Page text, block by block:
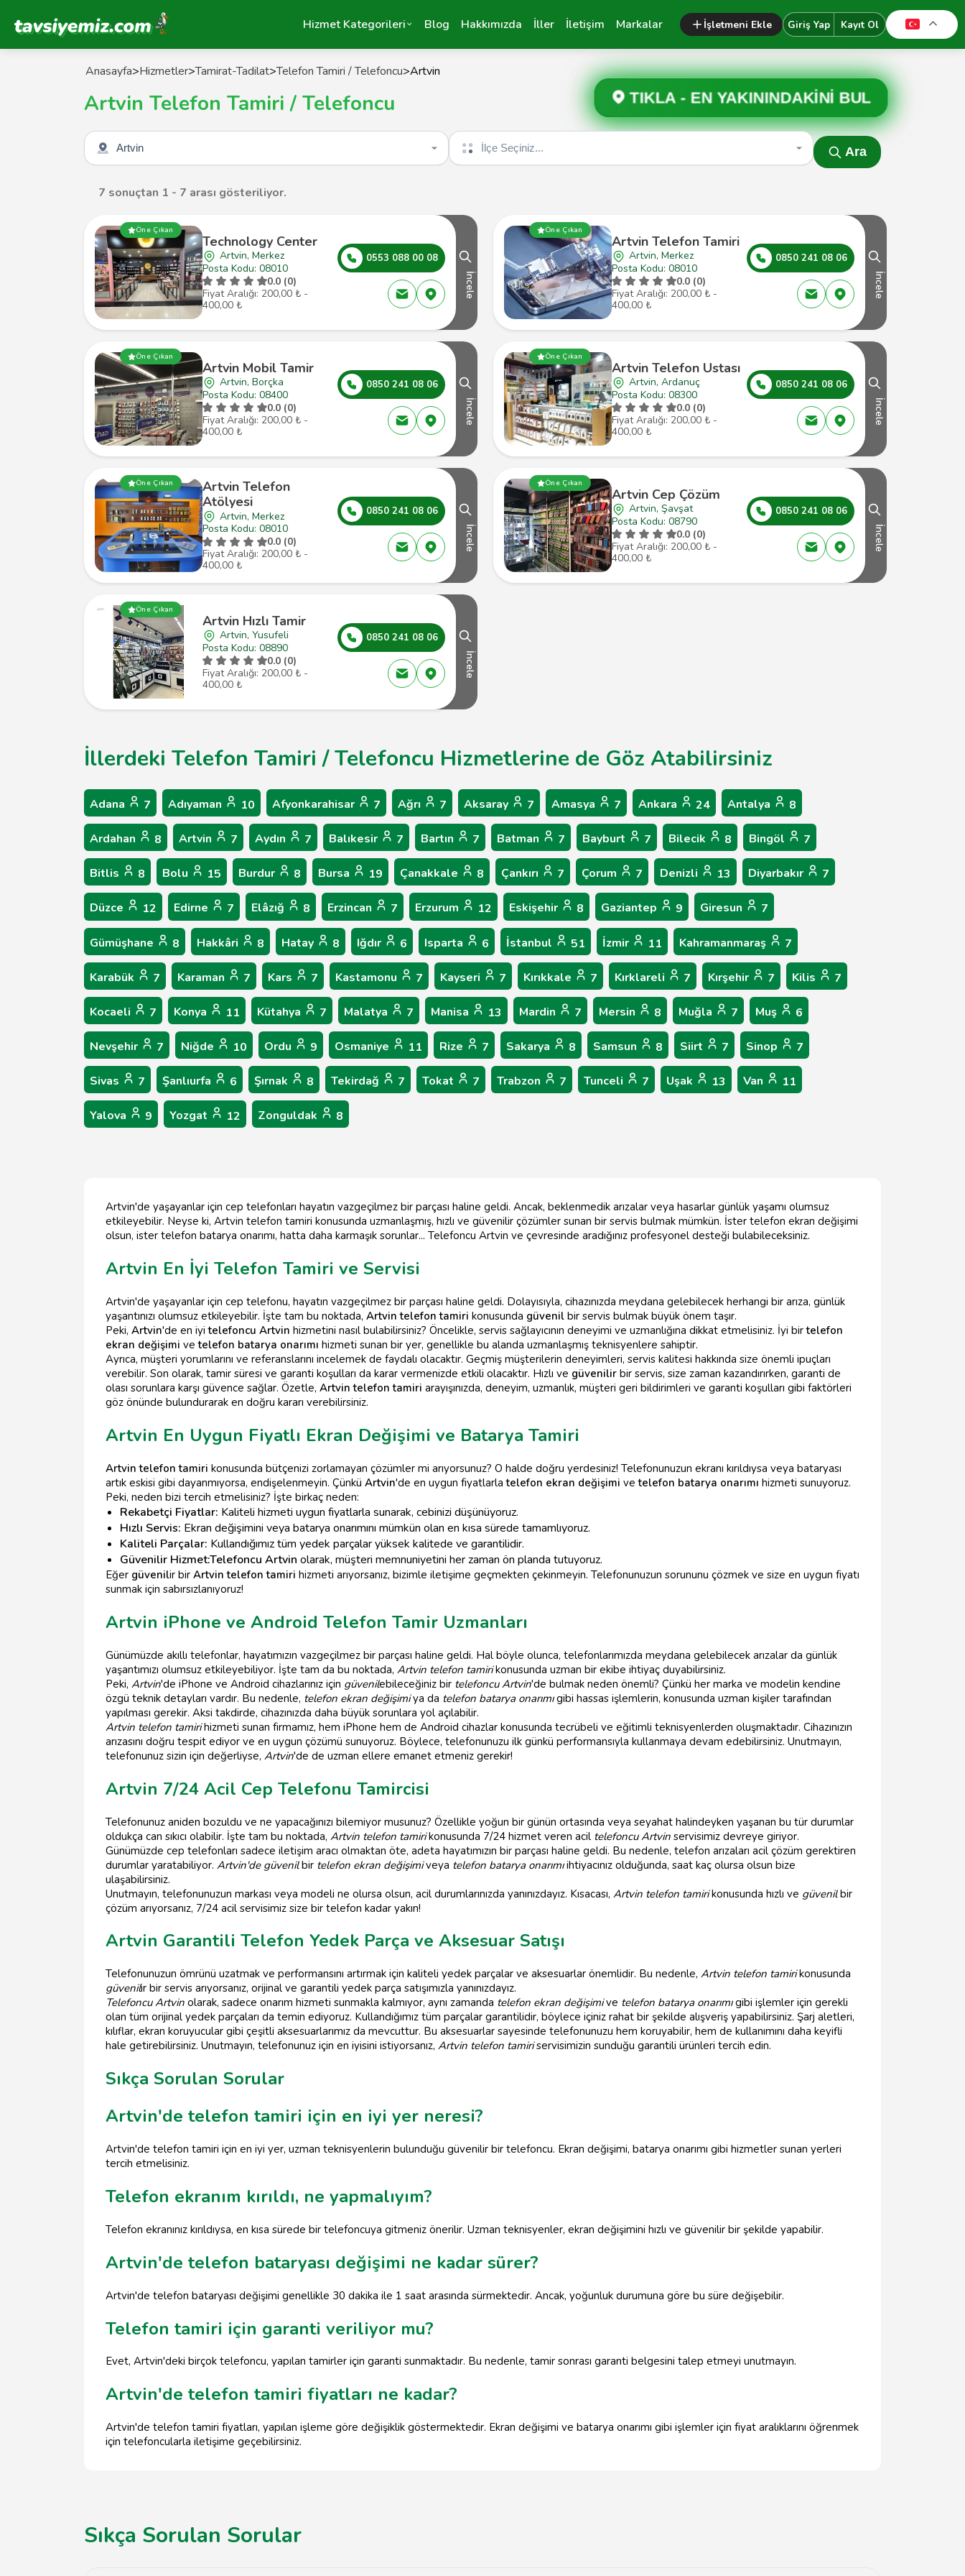
Tavsiyemiz Anasayfa Hizmet Kategorileri Blog Hakkımızda İller İletişim Markalar İşletmeni Ekle Giriş Yap Kayıt Ol
Anasayfa>Hizmetler>Tamirat-Tadilat>Telefon Tamiri / Telefoncu>Artvin
Artvin Telefon Tamiri / Telefoncu TIKLA - EN YAKININDAKİNİ BUL
Şehir seçin İlçe seçin
Ara
7 sonuçtan 1 - 7 arası gösteriliyor.
Öne Çıkan
Technology Center
Artvin, Merkez
Posta Kodu: 08010
0.0 (0)
Fiyat Aralığı: 200,00 ₺ -
400,00 ₺
0553 088 00 08
İncele
Öne Çıkan
Artvin Telefon Tamiri
Artvin, Merkez
Posta Kodu: 08010
0.0 (0)
Fiyat Aralığı: 200,00 ₺ -
400,00 ₺
0850 241 08 06
İncele
Öne Çıkan
Artvin Mobil Tamir
Artvin, Borçka
Posta Kodu: 08400
0.0 (0)
Fiyat Aralığı: 200,00 ₺ -
400,00 ₺
0850 241 08 06
İncele
Öne Çıkan
Artvin Telefon Ustası
Artvin, Ardanuç
Posta Kodu: 08300
0.0 (0)
Fiyat Aralığı: 200,00 ₺ -
400,00 ₺
0850 241 08 06
İncele
Öne Çıkan
Artvin Telefon
Atölyesi
Artvin, Merkez
Posta Kodu: 08010
0.0 (0)
Fiyat Aralığı: 200,00 ₺ -
400,00 ₺
0850 241 08 06
İncele
Öne Çıkan
Artvin Cep Çözüm
Artvin, Şavşat
Posta Kodu: 08790
0.0 (0)
Fiyat Aralığı: 200,00 ₺ -
400,00 ₺
0850 241 08 06
İncele
Öne Çıkan
Artvin Hızlı Tamir
Artvin, Yusufeli
Posta Kodu: 08890
0.0 (0)
Fiyat Aralığı: 200,00 ₺ -
400,00 ₺
0850 241 08 06
İncele
İllerdeki Telefon Tamiri / Telefoncu Hizmetlerine de Göz Atabilirsiniz
Adana 7 Adıyaman 10 Afyonkarahisar 7 Ağrı 7 Aksaray 7 Amasya 7 Ankara 24 Antalya 8
Ardahan 8 Artvin 7 Aydın 7 Balıkesir 7 Bartın 7 Batman 7 Bayburt 7 Bilecik 8 Bingöl 7
Bitlis 8 Bolu 15 Burdur 8 Bursa 19 Çanakkale 8 Çankırı 7 Çorum 7 Denizli 13 Diyarbakır 7
Düzce 12 Edirne 7 Elâzığ 8 Erzincan 7 Erzurum 12 Eskişehir 8 Gaziantep 9 Giresun 7
Gümüşhane 8 Hakkâri 8 Hatay 8 Iğdır 6 Isparta 6 İstanbul 51 İzmir 11 Kahramanmaraş 7
Karabük 7 Karaman 7 Kars 7 Kastamonu 7 Kayseri 7 Kırıkkale 7 Kırklareli 7 Kırşehir 7 Kilis 7
Kocaeli 7 Konya 11 Kütahya 7 Malatya 7 Manisa 13 Mardin 7 Mersin 8 Muğla 7 Muş 6
Nevşehir 7 Niğde 10 Ordu 9 Osmaniye 11 Rize 7 Sakarya 8 Samsun 8 Siirt 7 Sinop 7
Sivas 7 Şanlıurfa 6 Şırnak 8 Tekirdağ 7 Tokat 7 Trabzon 7 Tunceli 7 Uşak 13 Van 11
Yalova 9 Yozgat 12 Zonguldak 8
Artvin'de yaşayanlar için cep telefonları hayatın vazgeçilmez bir parçası haline geldi. Ancak, beklenmedik arızalar veya hasarlar günlük yaşamı olumsuz
etkileyebilir. Neyse ki, Artvin telefon tamiri konusunda uzmanlaşmış, hızlı ve güvenilir çözümler sunan bir servis bulmak mümkün. İster telefon ekran değişimi
olsun, ister telefon batarya onarımı, hatta daha karmaşık sorunlar... Telefoncu Artvin ve çevresinde aradığınız profesyonel desteği bulabileceksiniz.
Artvin En İyi Telefon Tamiri ve Servisi
Artvin'de yaşayanlar için cep telefonu, hayatın vazgeçilmez bir parçası haline geldi. Dolayısıyla, cihazınızda meydana gelebilecek herhangi bir arıza, günlük
yaşantınızı olumsuz etkileyebilir. İşte tam bu noktada, Artvin telefon tamiri konusunda güvenil bir servis bulmak büyük önem taşır.
Peki, Artvin'de en iyitelefoncu Artvin hizmetini nasıl bulabilirsiniz? Öncelikle, servis sağlayıcının deneyimi ve uzmanlığına dikkat etmelisiniz. İyi birtelefon
ekran değişimi vetelefon batarya onarımı hizmeti sunan bir yer, genellikle bu alanda uzmanlaşmış teknisyenlere sahiptir.
Ayrıca, müşteri yorumlarını ve referanslarını incelemek de faydalı olacaktır. Geçmiş müşterilerin deneyimleri, servis kalitesi hakkında size önemli ipuçları
verebilir. Son olarak, tamir süresi ve garanti koşulları da karar vermenizde etkili olacaktır. Hızlı ve güvenilir bir servis, size zaman kazandırırken, garanti de
olası sorunlara karşı güvence sağlar. Özetle, Artvin telefon tamiri arayışınızda, deneyim, uzmanlık, müşteri geri bildirimleri ve garanti koşulları gibi faktörleri
göz önünde bulundurarak en doğru kararı verebilirsiniz.
Artvin En Uygun Fiyatlı Ekran Değişimi ve Batarya Tamiri
Artvin telefon tamiri konusunda bütçenizi zorlamayan çözümler mi arıyorsunuz? O halde doğru yerdesiniz! Telefonunuzun ekranı kırıldıysa veya bataryası
artık eskisi gibi dayanmıyorsa, endişelenmeyin. Çünkü Artvin'de en uygun fiyatlarlatelefon ekran değişimi vetelefon batarya onarımı hizmeti sunuyoruz.
Peki, neden bizi tercih etmelisiniz? İşte birkaç neden:
Rekabetçi Fiyatlar: Kaliteli hizmeti uygun fiyatlarla sunarak, cebinizi düşünüyoruz.
Hızlı Servis: Ekran değişimini veya batarya onarımını mümkün olan en kısa sürede tamamlıyoruz.
Kaliteli Parçalar: Kullandığımız tüm yedek parçalar yüksek kalitede ve garantilidir.
Güvenilir Hizmet:Telefoncu Artvin olarak, müşteri memnuniyetini her zaman ön planda tutuyoruz.
Eğer güvenilir bir Artvin telefon tamiri hizmeti arıyorsanız, bizimle iletişime geçmekten çekinmeyin. Telefonunuzun sorununu çözmek ve size en uygun fiyatı
sunmak için sabırsızlanıyoruz!
Artvin iPhone ve Android Telefon Tamir Uzmanları
Günümüzde akıllı telefonlar, hayatımızın vazgeçilmez bir parçası haline geldi. Hal böyle olunca, telefonlarımızda meydana gelebilecek arızalar da günlük
yaşantımızı olumsuz etkileyebiliyor. İşte tam da bu noktada, Artvin telefon tamirikonusunda uzman bir ekibe ihtiyaç duyabilirsiniz.
Peki, Artvin'de iPhone ve Android cihazlarınız için güvenilebileceğiniz bir telefoncu Artvin'de bulmak neden önemli? Çünkü her marka ve modelin kendine
özgü teknik detayları vardır. Bu nedenle, telefon ekran değişimiya da telefon batarya onarımıgibi hassas işlemlerin, konusunda uzman kişiler tarafından
yapılması gerekir. Aksi takdirde, cihazınızda daha büyük sorunlara yol açılabilir.
Artvin telefon tamirihizmeti sunan firmamız, hem iPhone hem de Android cihazlar konusunda tecrübeli ve eğitimli teknisyenlerden oluşmaktadır. Cihazınızın
arızasını doğru tespit ediyor ve en uygun çözümü sunuyoruz. Böylece, telefonunuzu ilk günkü performansıyla kullanmaya devam edebilirsiniz. Unutmayın,
telefonunuz sizin için değerliyse, Artvin'de de uzman ellere emanet etmeniz gerekir!
Artvin 7/24 Acil Cep Telefonu Tamircisi
Telefonunuz aniden bozuldu ve ne yapacağınızı bilemiyor musunuz? Özellikle yoğun bir günün ortasında veya seyahat halindeyken yaşanan bu tür durumlar
oldukça can sıkıcı olabilir. İşte tam bu noktada, Artvin telefon tamirikonusunda 7/24 hizmet veren acil telefoncu Artvin servisimiz devreye giriyor.
Günümüzde cep telefonları sadece iletişim aracı olmaktan öte, adeta hayatımızın bir parçası haline geldi. Bu nedenle, telefon arızaları acil çözüm gerektiren
durumlar yaratabiliyor. Artvin'de güvenilbir telefon ekran değişimiveya telefon batarya onarımıihtiyacınız olduğunda, saat kaç olursa olsun bize
ulaşabilirsiniz.
Unutmayın, telefonunuzun markası veya modeli ne olursa olsun, acil durumlarınızda yanınızdayız. Kısacası, Artvin telefon tamirikonusunda hızlı ve güvenilbir
çözüm arıyorsanız, 7/24 acil servisimiz size bir telefon kadar yakın!
Artvin Garantili Telefon Yedek Parça ve Aksesuar Satışı
Telefonunuzun ömrünü uzatmak ve performansını artırmak için kaliteli yedek parçalar ve aksesuarlar önemlidir. Bu nedenle, Artvin telefon tamirikonusunda
güvenilir bir servis arıyorsanız, orijinal ve garantili yedek parça satışımızla yanınızdayız.
Telefoncu Artvin olarak, sadece onarım hizmeti sunmakla kalmıyor, aynı zamanda telefon ekran değişimive telefon batarya onarımıgibi işlemler için gerekli
olan tüm orijinal yedek parçaları da temin ediyoruz. Kullandığımız tüm parçalar garantilidir, böylece içiniz rahat bir şekilde alışveriş yapabilirsiniz. Şarj aletleri,
kılıflar, ekran koruyucular gibi çeşitli aksesuarlarımız da mevcuttur. Bu aksesuarlar sayesinde telefonunuzu hem koruyabilir, hem de kullanımını daha keyifli
hale getirebilirsiniz. Unutmayın, telefonunuz için en iyisini istiyorsanız, Artvin telefon tamiriservisimizin sunduğu garantili ürünleri tercih edin.
Sıkça Sorulan Sorular
Artvin'de telefon tamiri için en iyi yer neresi?
Artvin'de telefon tamiri için en iyi yer, uzman teknisyenlerin bulunduğu güvenilir bir telefoncu. Ekran değişimi, batarya onarımı gibi hizmetler sunan yerleri
tercih etmelisiniz.
Telefon ekranım kırıldı, ne yapmalıyım?
Telefon ekranınız kırıldıysa, en kısa sürede bir telefoncuya gitmeniz önerilir. Uzman teknisyenler, ekran değişimini hızlı ve güvenilir bir şekilde yapabilir.
Artvin'de telefon bataryası değişimi ne kadar sürer?
Artvin'de telefon bataryası değişimi genellikle 30 dakika ile 1 saat arasında sürmektedir. Ancak, yoğunluk durumuna göre bu süre değişebilir.
Telefon tamiri için garanti veriliyor mu?
Evet, Artvin'deki birçok telefoncu, yapılan tamirler için garanti sunmaktadır. Bu nedenle, tamir sonrası garanti belgesini talep etmeyi unutmayın.
Artvin'de telefon tamiri fiyatları ne kadar?
Artvin'de telefon tamiri fiyatları, yapılan işleme göre değişiklik göstermektedir. Ekran değişimi ve batarya onarımı gibi işlemler için fiyat aralıklarını öğrenmek
için telefoncularla iletişime geçebilirsiniz.
Sıkça Sorulan Sorular